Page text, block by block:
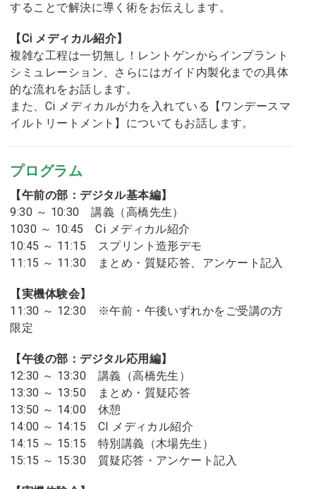
することで解決に導く術をお伝えします。
【Ci メディカル紹介】
複雑な工程は一切無し！レントゲンからインプラント
シミュレーション、さらにはガイド内製化までの具体
的な流れをお話します。
また、Ci メディカルが力を入れている【ワンデースマ
イルトリートメント】についてもお話します。
プログラム
【午前の部：デジタル基本編】
9:30 ～ 10:30 講義（高橋先生）
1030 ～ 10:45 Ci メディカル紹介
10:45 ～ 11:15 スプリント造形デモ
11:15 ～ 11:30 まとめ・質疑応答、アンケート記入
【実機体験会】
11:30 ～ 12:30 ※午前・午後いずれかをご受講の方
限定
【午後の部：デジタル応用編】
12:30 ～ 13:30 講義（高橋先生）
13:30 ～ 13:50 まとめ・質疑応答
13:50 ～ 14:00 休憩
14:00 ～ 14:15 CI メディカル紹介
14:15 ～ 15:15 特別講義（木場先生）
15:15 ～ 15:30 質疑応答・アンケート記入